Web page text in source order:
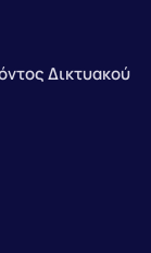
Δικτυακού